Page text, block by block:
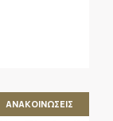
ΑΝΑΚΟΙΝΩΣΕΙΣ